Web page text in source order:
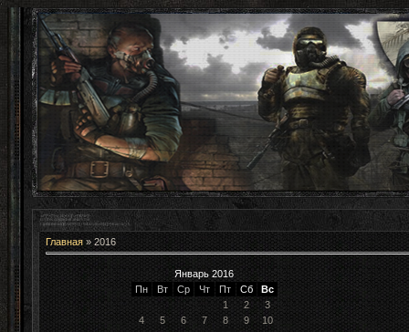
Главная» 2016
Январь 2016
Пн
Вт Ср Чт Пт Сб
Вс
1
2
3
4
5 6 7 8 9
10